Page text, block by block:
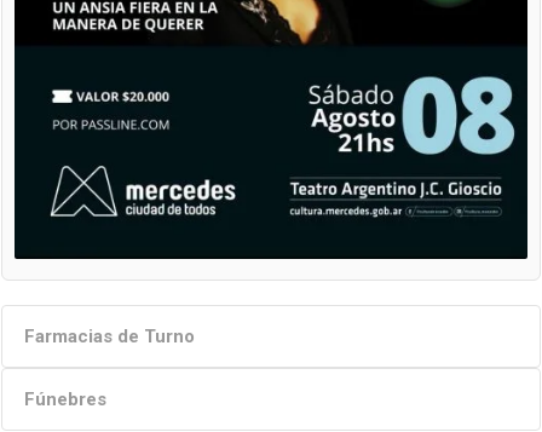
Farmacias de Turno
Fúnebres